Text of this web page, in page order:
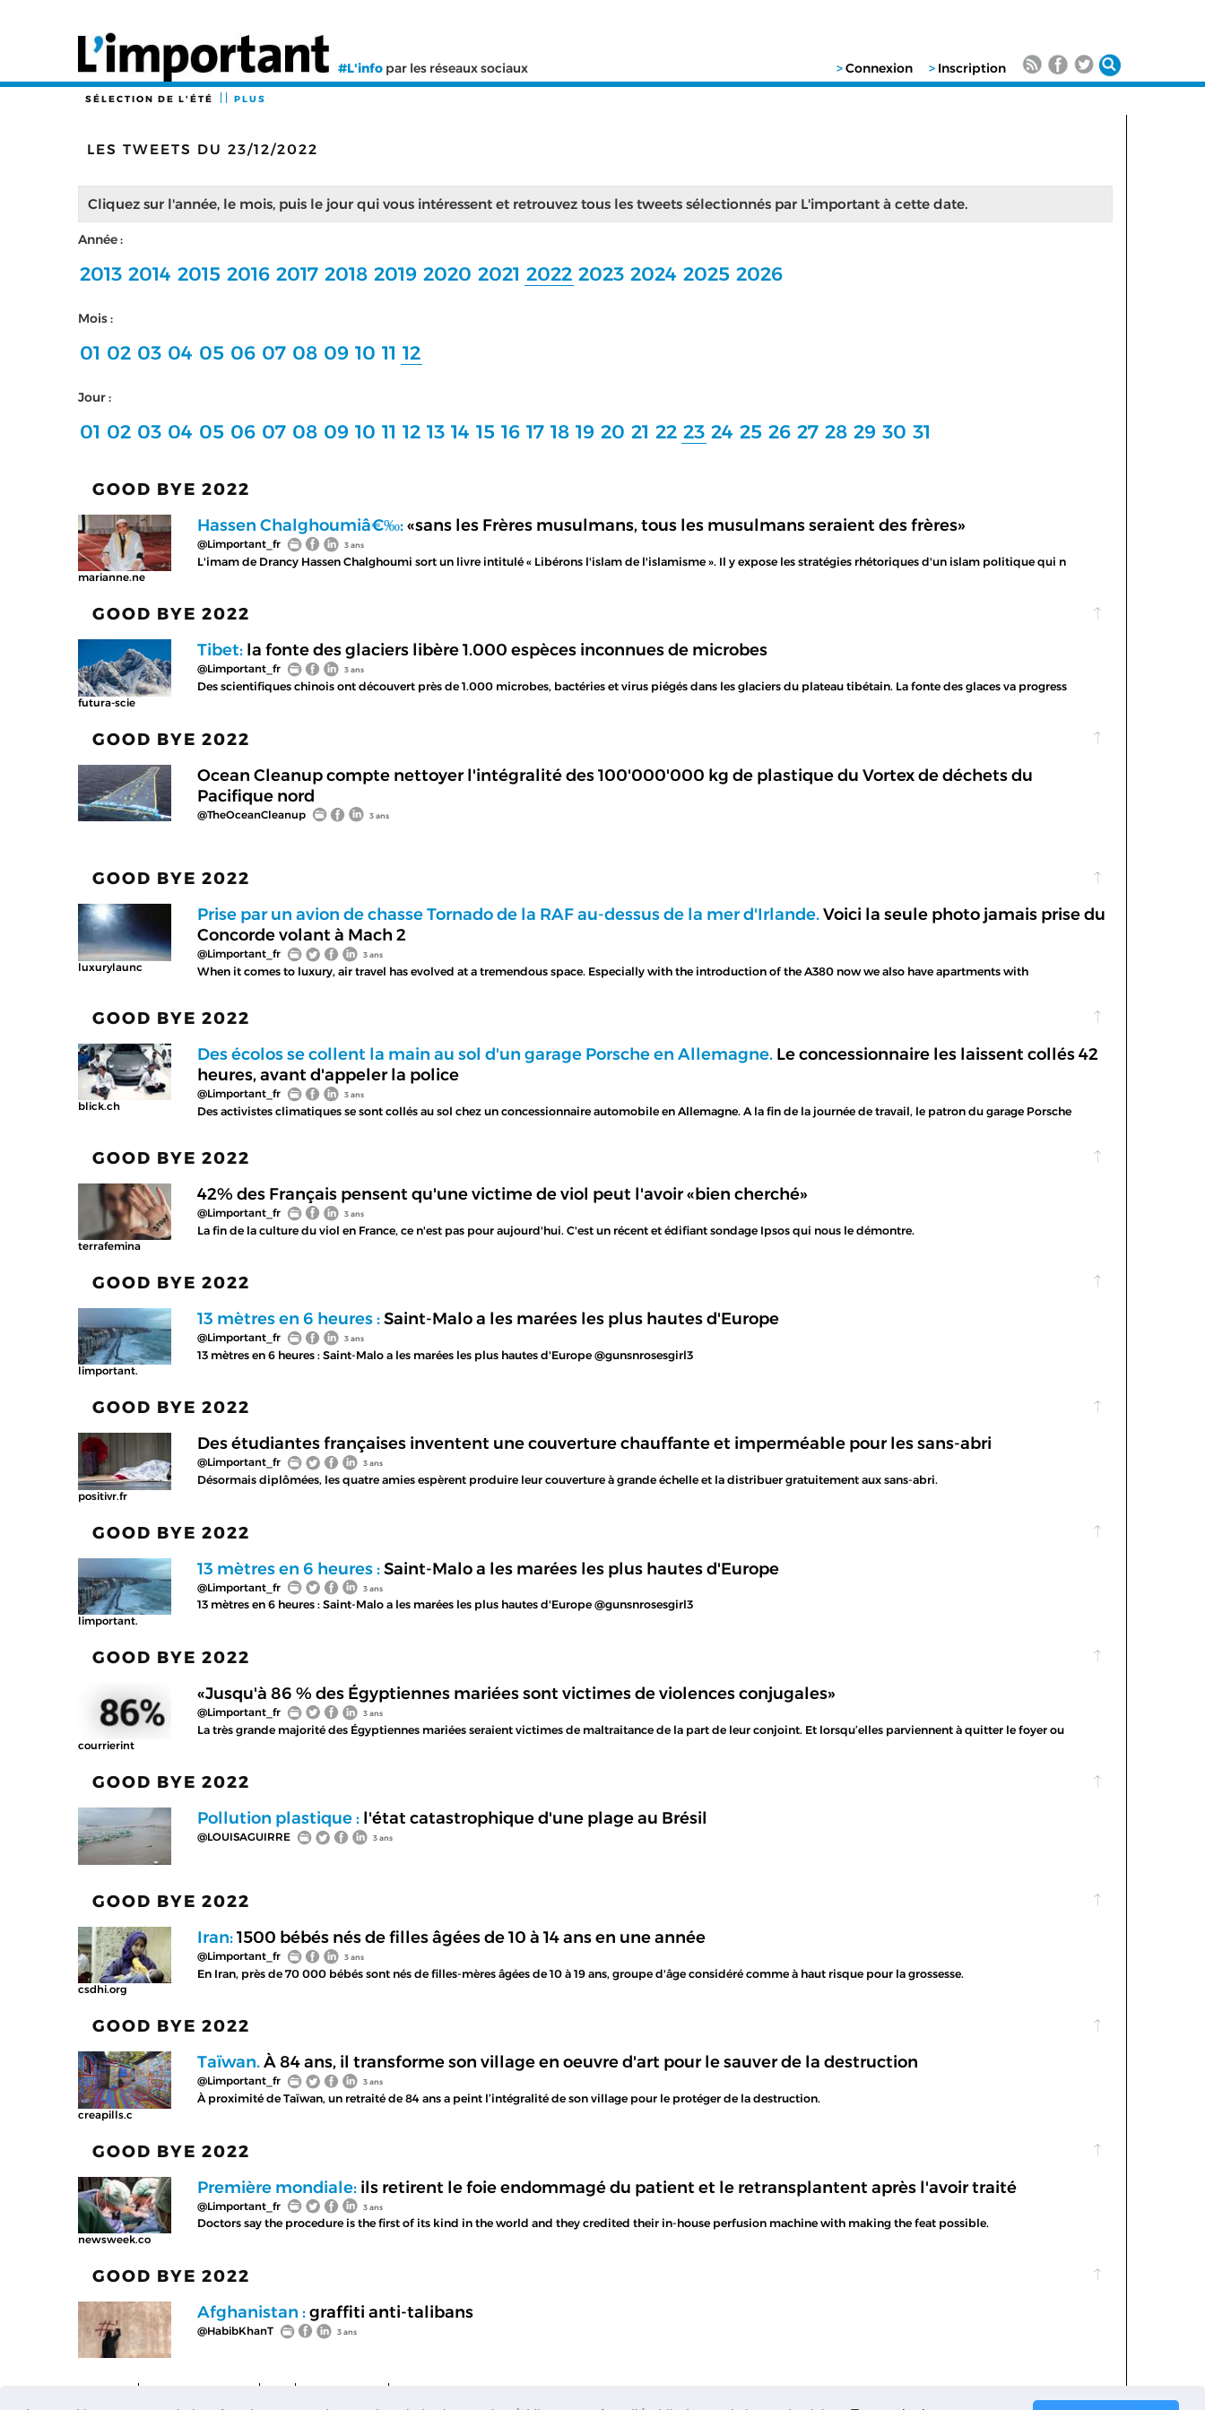
#L'info par les réseaux sociaux >Connexion > Inscription
SÉLECTION DE L'ÉTÉ PLUS
LES TWEETS DU 23/12/2022
Cliquez sur l'année, le mois, puis le jour qui vous intéressent et retrouvez tous les tweets sélectionnés par L'important à cette date.
Année :
2013 2014 2015 2016 2017 2018 2019 2020 2021 2022 2023 2024 2025 2026
Mois :
01 02 03 04 05 06 07 08 09 10 11 12
Jour :
01 02 03 04 05 06 07 08 09 10 11 12 13 14 15 16 17 18 19 20 21 22 23 24 25 26 27 28 29 30 31
GOOD BYE 2022
marianne.ne
Hassen Chalghoumiâ€‰:«sans les Frères musulmans, tous les musulmans seraient des frères»
@Limportant_fr 3 ans
L'imam de Drancy Hassen Chalghoumi sort un livre intitulé « Libérons l'islam de l'islamisme ». Il y expose les stratégies rhétoriques d'un islam politique qui n
GOOD BYE 2022
futura-scie
Tibet: la fonte des glaciers libère 1.000 espèces inconnues de microbes
@Limportant_fr 3 ans
Des scientifiques chinois ont découvert près de 1.000 microbes, bactéries et virus piégés dans les glaciers du plateau tibétain. La fonte des glaces va progress
GOOD BYE 2022
Ocean Cleanup compte nettoyer l'intégralité des 100'000'000 kg de plastique du Vortex de déchets du
Pacifique nord
@TheOceanCleanup 3 ans
GOOD BYE 2022
luxurylaunc
Prise par un avion de chasse Tornado de la RAF au-dessus de la mer d'Irlande.Voici la seule photo jamais prise du
Concorde volant à Mach 2
@Limportant_fr 3 ans
When it comes to luxury, air travel has evolved at a tremendous space. Especially with the introduction of the A380 now we also have apartments with
GOOD BYE 2022
blick.ch
Des écolos se collent la main au sol d'un garage Porsche en Allemagne. Le concessionnaire les laissent collés 42
heures, avant d'appeler la police
@Limportant_fr 3 ans
Des activistes climatiques se sont collés au sol chez un concessionnaire automobile en Allemagne. A la fin de la journée de travail, le patron du garage Porsche
GOOD BYE 2022
terrafemina
42% des Français pensent qu'une victime de viol peut l'avoir «bien cherché»
@Limportant_fr 3 ans
La fin de la culture du viol en France, ce n'est pas pour aujourd'hui. C'est un récent et édifiant sondage Ipsos qui nous le démontre.
GOOD BYE 2022
limportant.
13 mètres en 6 heures :Saint-Malo a les marées les plus hautes d'Europe
@Limportant_fr 3 ans
13 mètres en 6 heures : Saint-Malo a les marées les plus hautes d'Europe @gunsnrosesgirl3
GOOD BYE 2022
positivr.fr
Des étudiantes françaises inventent une couverture chauffante et imperméable pour les sans-abri
@Limportant_fr 3 ans
Désormais diplômées, les quatre amies espèrent produire leur couverture à grande échelle et la distribuer gratuitement aux sans-abri.
GOOD BYE 2022
limportant.
13 mètres en 6 heures :Saint-Malo a les marées les plus hautes d'Europe
@Limportant_fr 3 ans
13 mètres en 6 heures : Saint-Malo a les marées les plus hautes d'Europe @gunsnrosesgirl3
GOOD BYE 2022
courrierint
«Jusqu'à 86 % des Égyptiennes mariées sont victimes de violences conjugales»
@Limportant_fr 3 ans
La très grande majorité des Égyptiennes mariées seraient victimes de maltraitance de la part de leur conjoint. Et lorsqu’elles parviennent à quitter le foyer ou
GOOD BYE 2022
Pollution plastique : l'état catastrophique d'une plage au Brésil
@LOUISAGUIRRE 3 ans
GOOD BYE 2022
csdhi.org
Iran:1500 bébés nés de filles âgées de 10 à 14 ans en une année
@Limportant_fr 3 ans
En Iran, près de 70 000 bébés sont nés de filles-mères âgées de 10 à 19 ans, groupe d'âge considéré comme à haut risque pour la grossesse.
GOOD BYE 2022
creapills.c
Taïwan.À 84 ans, il transforme son village en oeuvre d'art pour le sauver de la destruction
@Limportant_fr 3 ans
À proximité de Taïwan, un retraité de 84 ans a peint l’intégralité de son village pour le protéger de la destruction.
GOOD BYE 2022
newsweek.co
Première mondiale: ils retirent le foie endommagé du patient et le retransplantent après l'avoir traité
@Limportant_fr 3 ans
Doctors say the procedure is the first of its kind in the world and they credited their in-house perfusion machine with making the feat possible.
GOOD BYE 2022
Afghanistan :graffiti anti-talibans
@HabibKhanT 3 ans